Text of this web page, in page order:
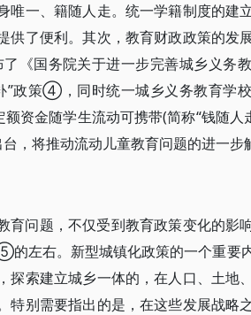
唯一、籍随人走。统一学籍制度的建
供了便利。其次，教育财政政策的发
《国务院关于进一步完善城乡义务
”政策④，同时统一城乡义务教育学
资金随学生流动可携带(简称“钱随人
，将推动流动儿童教育问题的进一步
育问题，不仅受到教育政策变化的影
左右。新型城镇化政策的一个重要
探索建立城乡一体的，在人口、土地
特别需要指出的是，在这些发展战略